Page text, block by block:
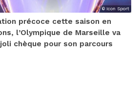
© Icon Sport
précoce cette saison en
l’Olympique de Marseille va
chèque pour son parcours